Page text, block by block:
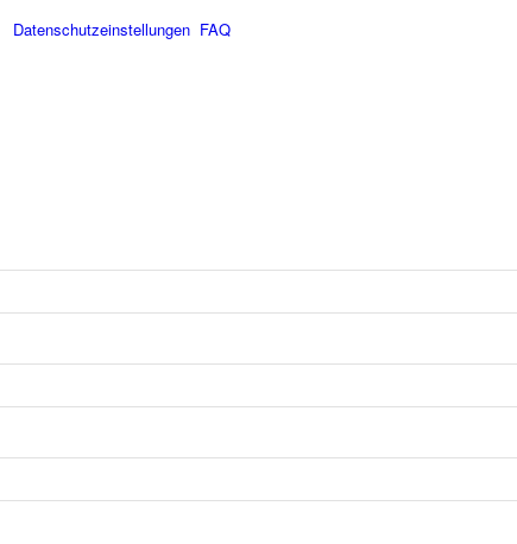
Datenschutzeinstellungen FAQ